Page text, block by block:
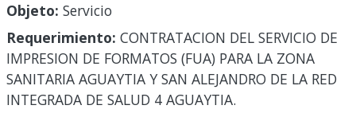
Objeto: Servicio
Requerimiento: CONTRATACION DEL SERVICIO DE
IMPRESION DE FORMATOS (FUA) PARA LA ZONA
SANITARIA AGUAYTIA Y SAN ALEJANDRO DE LA RED
INTEGRADA DE SALUD 4 AGUAYTIA.